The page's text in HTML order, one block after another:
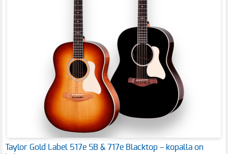
Taylor Gold Label 517e SB & 717e Blacktop – kopalla on